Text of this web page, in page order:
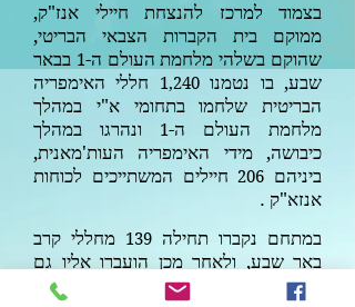
בצמוד למרכז להנצחת חיילי אנז"ק,
ממוקם בית הקברות הצבאי הבריטי,
שהוקם בשלהי מלחמת העולם ה-1 בבאר
שבע, בו נטמנו1,240
חללי האימפריה
הבריטית שלחמו בתחומי א"י במהלך
מלחמת העולם ה-1
ונהרגו במהלך
כיבושה, מידי האימפריה העות'מאנית,
ביניהם 206 חיילים המשתייכים לכוחות
אנזא"ק .
במתחם נקברו תחילה 139 מחללי קרב
באר שבע, ולאחר מכן הועברו אליו גם
חללים מ-
בתי קברות ארעיים אחרים